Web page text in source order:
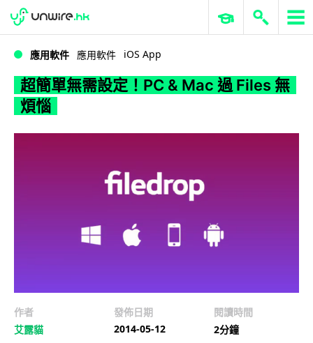
超簡單無需設定！PC & Mac 過 Files 無煩惱
WWDC 2026 ERP 與商業 AI
應用軟件 應用軟件 iOS App
超簡單無需設定！PC & Mac 過 Files 無
煩惱
作者
艾露貓
發佈日期
2014-05-12
閱讀時間
2分鐘